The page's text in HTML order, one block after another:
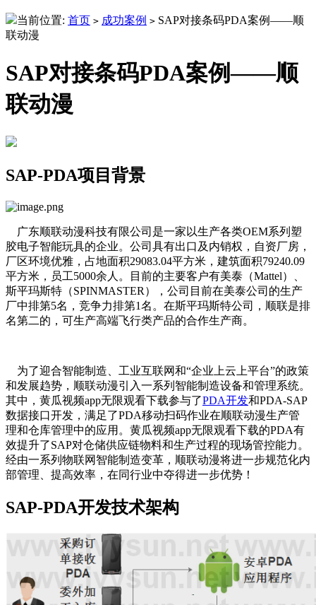
当前位置: 首页 > 成功案例 > SAP对接条码PDA案例——顺
联动漫
SAP对接条码PDA案例——顺
联动漫
SAP-PDA项目背景
广东顺联动漫科技有限公司是一家以生产各类OEM系列塑
胶电子智能玩具的企业。公司具有出口及内销权，自资厂房，
厂区环境优雅，占地面积29083.04平方米，建筑面积79240.09
平方米，员工5000余人。目前的主要客户有美泰（Mattel）、
斯平玛斯特（SPINMASTER），公司目前在美泰公司的生产
厂中排第5名，竞争力排第1名。在斯平玛斯特公司，顺联是排
名第二的，可生产高端飞行类产品的合作生产商。
为了迎合智能制造、工业互联网和“企业上云上平台”的政策
和发展趋势，顺联动漫引入一系列智能制造设备和管理系统。
其中，黄瓜视频app无限观看下载参与了PDA开发和PDA-SAP
数据接口开发，满足了PDA移动扫码作业在顺联动漫生产管
理和仓库管理中的应用。黄瓜视频app无限观看下载的PDA有
效提升了SAP对仓储供应链物料和生产过程的现场管控能力。
经由一系列物联网智能制造变革，顺联动漫将进一步规范化内
部管理、提高效率，在同行业中夺得进一步优势！
SAP-PDA开发技术架构